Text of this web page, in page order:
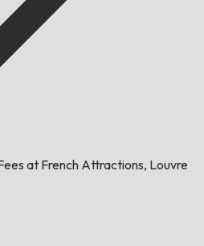
at French Attractions, Louvre